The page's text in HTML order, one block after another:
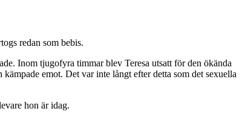
redan som bebis.
Inom tjugofyra timmar blev Teresa utsatt för den ökända
emot. Det var inte långt efter detta som det sexuella
hon är idag.